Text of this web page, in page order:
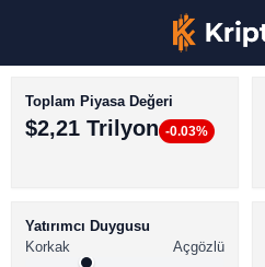
BİTCOİN HABERLERİ
Toplam Piyasa Değeri
$2,21 Trilyon -0.03%
Yatırımcı Duygusu
Korkak
Açgözlü